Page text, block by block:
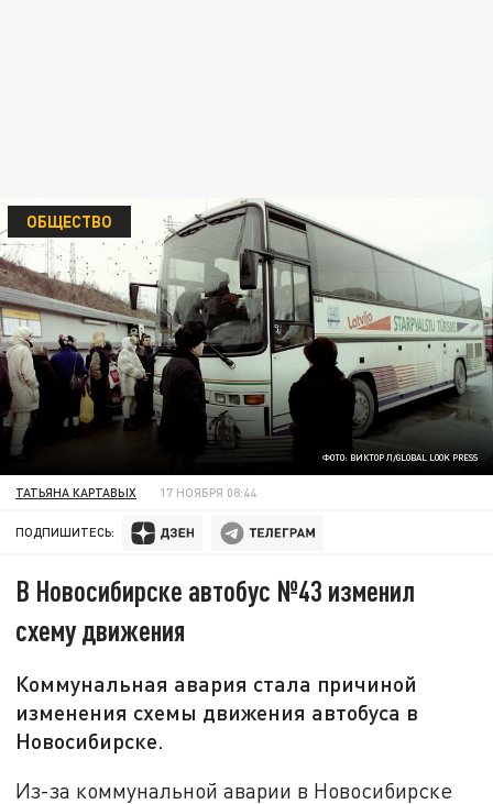
ФОТО: ВИКТОР Л/GLOBAL LOOK PRESS
ОБЩЕСТВО
ТАТЬЯНА КАРТАВЫХ 17 НОЯБРЯ 08:44
ПОДПИШИТЕСЬ:
В Новосибирске автобус №43 изменил
схему движения
Коммунальная авария стала причиной
изменения схемы движения автобуса в
Новосибирске.
Из-за коммунальной аварии в Новосибирске